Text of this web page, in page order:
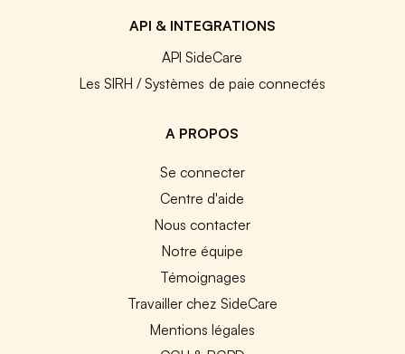
API & INTEGRATIONS
API SideCare
Les SIRH / Systèmes de paie connectés
A PROPOS
Se connecter
Centre d'aide
Nous contacter
Notre équipe
Témoignages
Travailler chez SideCare
Mentions légales